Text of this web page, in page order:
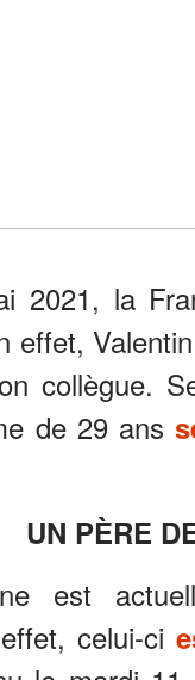
2021, la
effet,
collègue.
de 29 ans
UN PÈRE
est
celui-ci